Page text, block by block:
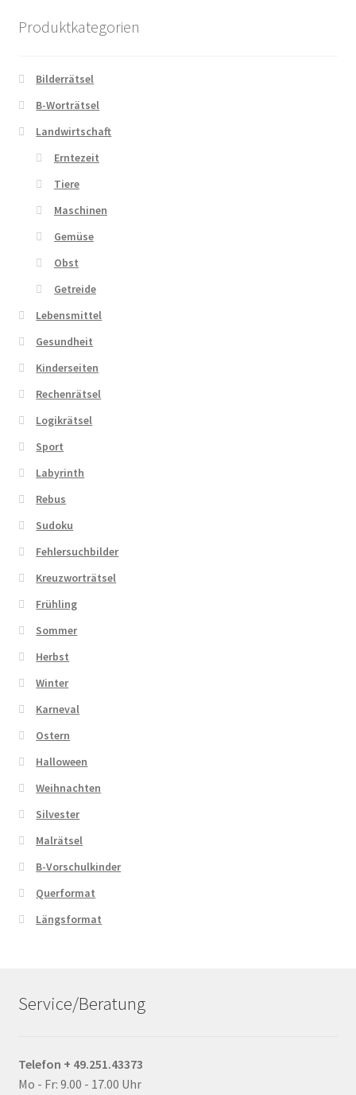
Warenkorb
Zahlungsarten
Produktkategorien
Bilderrätsel
B-Worträtsel
Landwirtschaft
Erntezeit
Tiere
Maschinen
Gemüse
Obst
Getreide
Lebensmittel
Gesundheit
Kinderseiten
Rechenrätsel
Logikrätsel
Sport
Labyrinth
Rebus
Sudoku
Fehlersuchbilder
Kreuzworträtsel
Frühling
Sommer
Herbst
Winter
Karneval
Ostern
Halloween
Weihnachten
Silvester
Malrätsel
B-Vorschulkinder
Querformat
Längsformat
Service/Beratung
Telefon + 49.251.43373
Mo - Fr: 9.00 - 17.00 Uhr